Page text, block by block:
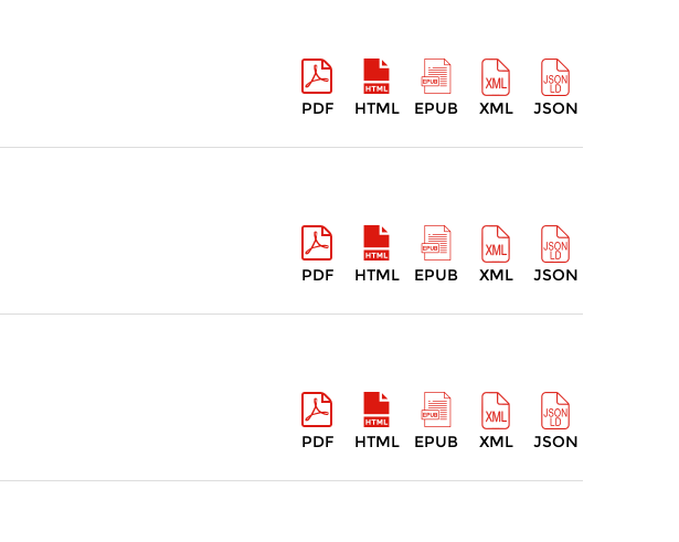
PDF HTML EPUB XML JSON
PDF HTML EPUB XML JSON
PDF HTML EPUB XML JSON